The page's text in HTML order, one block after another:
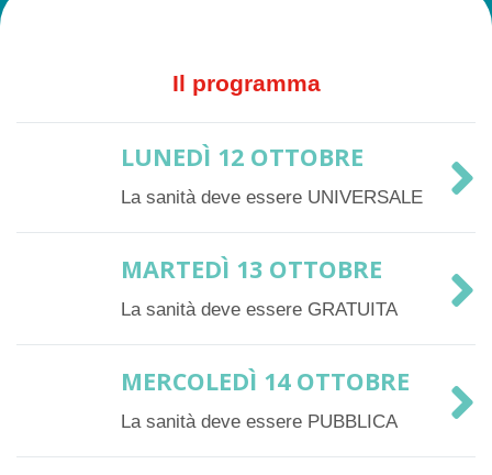
Il programma
LUNEDÌ 12 OTTOBRE
La sanità deve essere UNIVERSALE
MARTEDÌ 13 OTTOBRE
La sanità deve essere GRATUITA
MERCOLEDÌ 14 OTTOBRE
La sanità deve essere PUBBLICA